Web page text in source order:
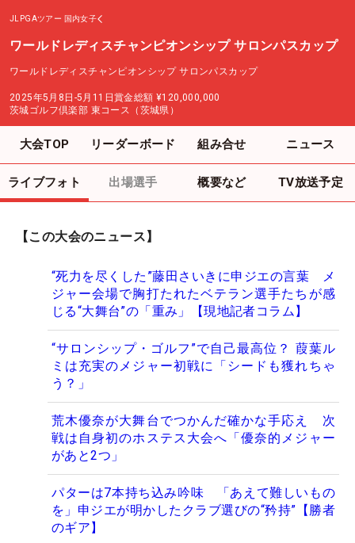
JLPGAツアー 国内女子
ワールドレディスチャンピオンシップ サロンパスカップ
ワールドレディスチャンピオンシップ サロンパスカップ
2025年5月8日-5月11日賞金総額 ¥120,000,000
茨城ゴルフ倶楽部 東コース（茨城県）
大会TOP リーダーボード 組み合せ ニュース
ライブフォト 出場選手 概要など TV放送予定
【この大会のニュース】
“死力を尽くした”藤田さいきに申ジエの言葉 メ
ジャー会場で胸打たれたベテラン選手たちが感
じる“大舞台”の「重み」【現地記者コラム】
“サロンシップ・ゴルフ”で自己最高位？ 葭葉ル
ミは充実のメジャー初戦に「シードも獲れちゃ
う？」
荒木優奈が大舞台でつかんだ確かな手応え 次
戦は自身初のホステス大会へ「優奈的メジャー
があと2つ」
パターは7本持ち込み吟味 「あえて難しいもの
を」申ジエが明かしたクラブ選びの“矜持”【勝者
のギア】